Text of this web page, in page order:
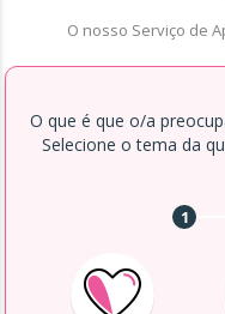
O nosso Serviço de
O que é que o/a
Selecione o tema da
1